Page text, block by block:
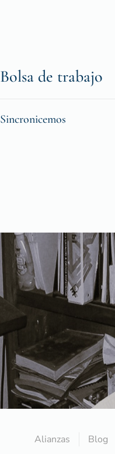
Bolsa de trabajo
Sincronicemos
Alianzas Blog